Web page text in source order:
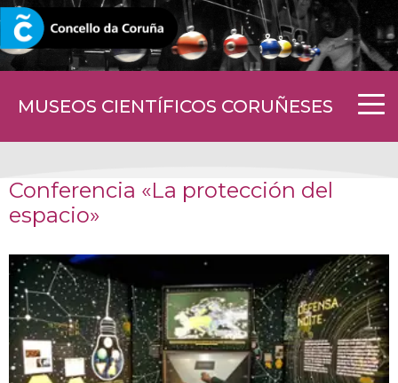
MUSEOS CIENTÍFICOS CORUÑESES
CORUNA.GAL
Conferencia «La protección del
espacio»